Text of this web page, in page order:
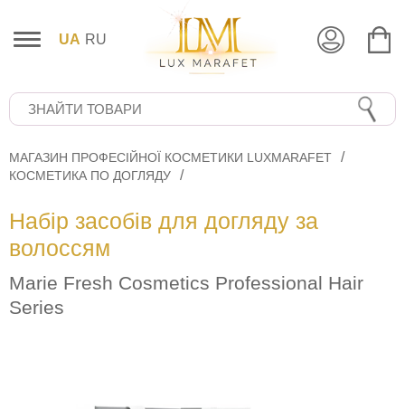
UA RU
МАГАЗИН ПРОФЕСІЙНОЇ КОСМЕТИКИ LUXMARAFET
КОСМЕТИКА ПО ДОГЛЯДУ
Набір засобів для догляду за
волоссям
Marie Fresh Cosmetics Professional Hair
Series